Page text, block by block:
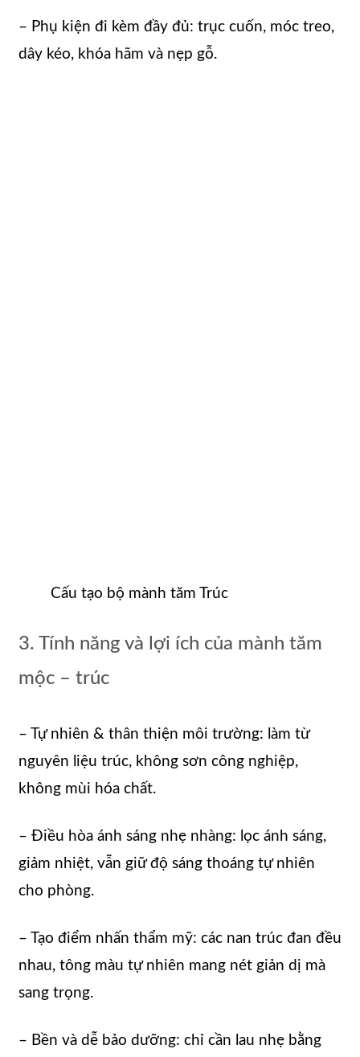
– Phụ kiện đi kèm đầy đủ: trục cuốn, móc treo,
dây kéo, khóa hãm và nẹp gỗ.
Cấu tạo bộ mành tăm Trúc
3. Tính năng và lợi ích của mành tăm
mộc – trúc
– Tự nhiên & thân thiện môi trường: làm từ
nguyên liệu trúc, không sơn công nghiệp,
không mùi hóa chất.
– Điều hòa ánh sáng nhẹ nhàng: lọc ánh sáng,
giảm nhiệt, vẫn giữ độ sáng thoáng tự nhiên
cho phòng.
– Tạo điểm nhấn thẩm mỹ: các nan trúc đan đều
nhau, tông màu tự nhiên mang nét giản dị mà
sang trọng.
– Bền và dễ bảo dưỡng: chỉ cần lau nhẹ bằng